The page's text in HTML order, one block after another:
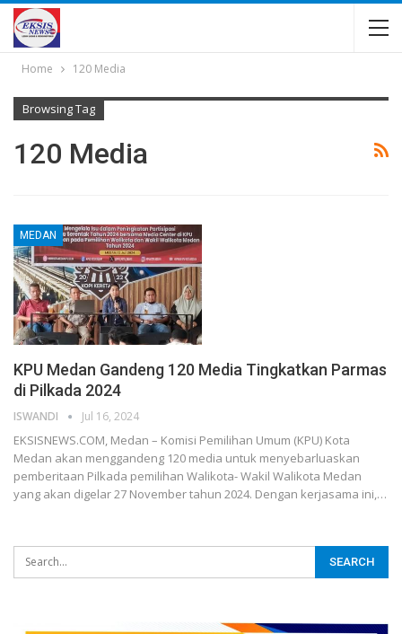
Home 120 Media
Browsing Tag
120 Media
MEDAN
KPU Medan Gandeng 120 Media Tingkatkan Parmas
di Pilkada 2024
ISWANDI Jul 16, 2024
EKSISNEWS.COM, Medan – Komisi Pemilihan Umum (KPU) Kota
Medan akan menggandeng 120 media untuk menyebarluaskan
pemberitaan Pilkada pemilihan Walikota- Wakil Walikota Medan
yang akan digelar 27 November tahun 2024. Dengan kerjasama ini,…